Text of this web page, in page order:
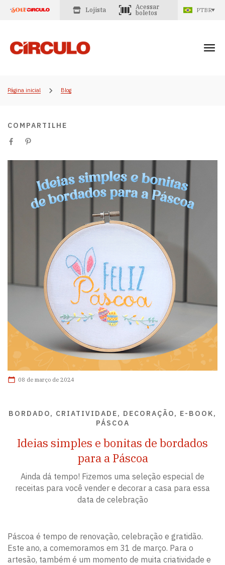
Lojista
Acessar
boletos
PTBR
Página inicial Blog
COMPARTILHE
08 de março de 2024
BORDADO, CRIATIVIDADE, DECORAÇÃO, E-BOOK,
PÁSCOA
Ideias simples e bonitas de bordados
para a Páscoa
Ainda dá tempo! Fizemos uma seleção especial de
receitas para você vender e decorar a casa para essa
data de celebração
Páscoa é tempo de renovação, celebração e gratidão.
Este ano, a comemoramos em 31 de março. Para o
artesão, também é um momento de muita criatividade e